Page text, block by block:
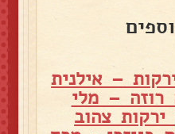
– אילנית
רוזה – מלי
צהוב